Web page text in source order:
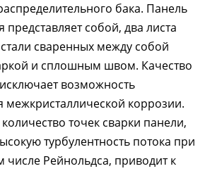
бака. Панель
собой, два листа
сваренных между собой
и сплошным швом. Качество
возможность
межкристаллической коррозии.
точек сварки панели,
турбулентность потока при
числе Рейнольдса, приводит к